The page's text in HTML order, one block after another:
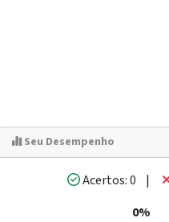
Seu Desempenho
Acertos: 0 |
0%